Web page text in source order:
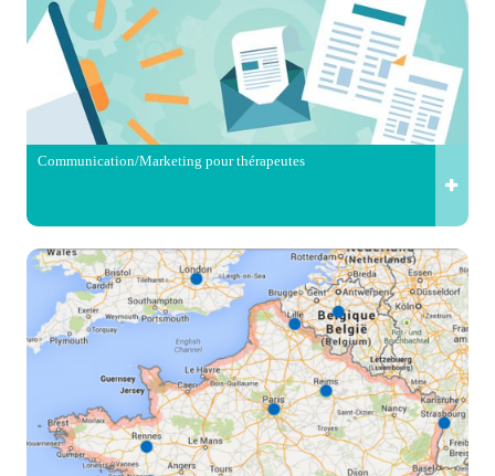
Communication/Marketing pour thérapeutes